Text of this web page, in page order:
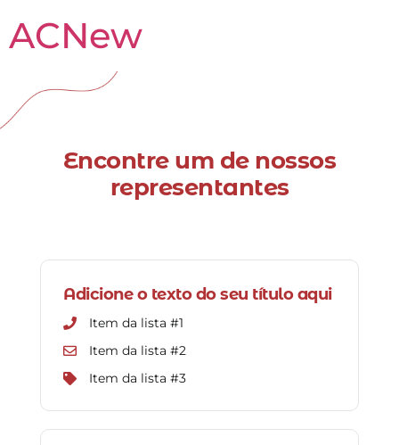
ACNew
Encontre um de nossos
representantes
Adicione o texto do seu título aqui
Item da lista #1
Item da lista #2
Item da lista #3